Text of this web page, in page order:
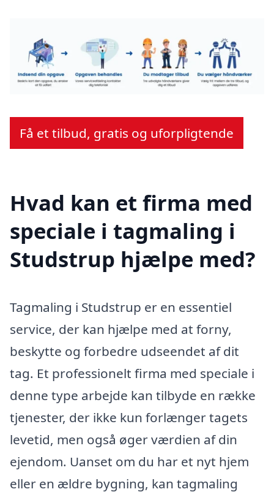
Få et tilbud, gratis og uforpligtende
Hvad kan et firma med
speciale i tagmaling i
Studstrup hjælpe med?
Tagmaling i Studstrup er en essentiel
service, der kan hjælpe med at forny,
beskytte og forbedre udseendet af dit
tag. Et professionelt firma med speciale i
denne type arbejde kan tilbyde en række
tjenester, der ikke kun forlænger tagets
levetid, men også øger værdien af din
ejendom. Uanset om du har et nyt hjem
eller en ældre bygning, kan tagmaling